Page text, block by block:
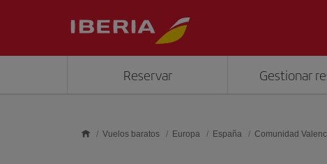
Reservar Gestionar
Vuelos baratos Europa España Comunidad